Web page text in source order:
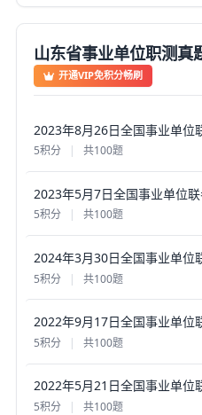
山东省事业单位职测真
开通VIP免积分畅刷
5积分 | 共100题
5积分 共100题
5积分 | 共100题
5积分 | 共100题
5积分 | 共100题